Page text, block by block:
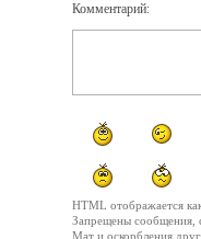
Комментарий:
HTML отображается
Запрещены сообщения,
Мат и оскорбления